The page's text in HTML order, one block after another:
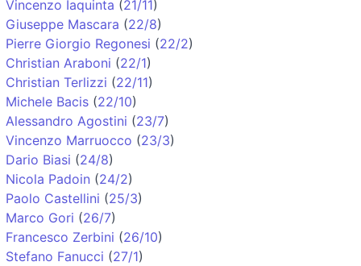
Vincenzo Iaquinta (21/11)
Giuseppe Mascara (22/8)
Pierre Giorgio Regonesi (22/2)
Christian Araboni (22/1)
Christian Terlizzi (22/11)
Michele Bacis (22/10)
Alessandro Agostini (23/7)
Vincenzo Marruocco (23/3)
Dario Biasi (24/8)
Nicola Padoin (24/2)
Paolo Castellini (25/3)
Marco Gori (26/7)
Francesco Zerbini (26/10)
Stefano Fanucci (27/1)